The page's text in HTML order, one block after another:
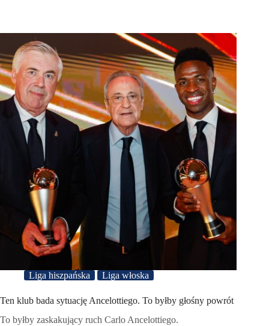
Liga hiszpańska Liga włoska
Ten klub bada sytuację Ancelottiego. To byłby głośny powrót
To byłby zaskakujący ruch Carlo Ancelottiego.